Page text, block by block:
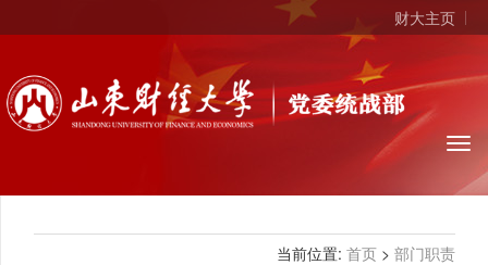
财大主页
当前位置: 首页 > 部门职责